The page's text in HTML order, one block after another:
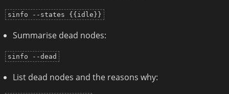
sinfo --states {{idle}}
Summarise dead nodes:
sinfo --dead
List dead nodes and the reasons why: